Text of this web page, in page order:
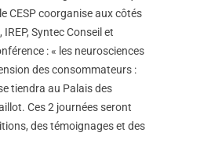
CESP coorganise aux côtés
IREP, Syntec Conseil et
: « les neurosciences
des consommateurs :
tiendra au Palais des
Ces 2 journées seront
des témoignages et des